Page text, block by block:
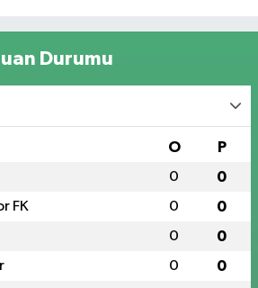
Durumu
O P
0 0
FK 0 0
0 0
0 0